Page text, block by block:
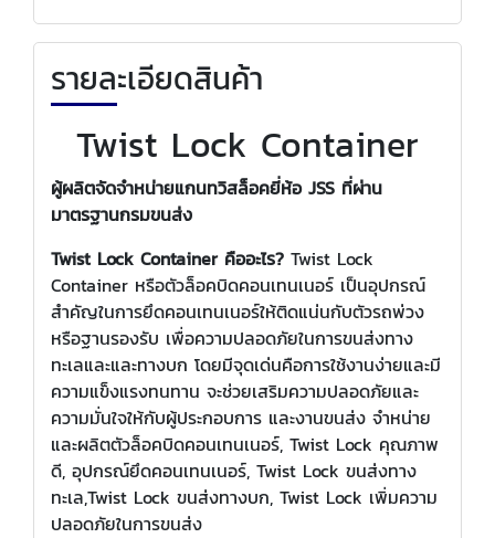
รายละเอียดสินค้า
Twist Lock Container
ผู้ผลิตจัดจำหน่ายแกนทวิสล็อคยี่ห้อ JSS ที่ผ่าน
มาตรฐานกรมขนส่ง
Twist Lock Container คืออะไร? Twist Lock
Container หรือตัวล็อคบิดคอนเทนเนอร์ เป็นอุปกรณ์
สำคัญในการยึดคอนเทนเนอร์ให้ติดแน่นกับตัวรถพ่วง
หรือฐานรองรับ เพื่อความปลอดภัยในการขนส่งทาง
ทะเลและและทางบก โดยมีจุดเด่นคือการใช้งานง่ายและมี
ความแข็งแรงทนทาน จะช่วยเสริมความปลอดภัยและ
ความมั่นใจให้กับผู้ประกอบการ และงานขนส่ง จำหน่าย
และผลิตตัวล็อคบิดคอนเทนเนอร์, Twist Lock คุณภาพ
ดี, อุปกรณ์ยึดคอนเทนเนอร์, Twist Lock ขนส่งทาง
ทะเล,Twist Lock ขนส่งทางบก, Twist Lock เพิ่มความ
ปลอดภัยในการขนส่ง